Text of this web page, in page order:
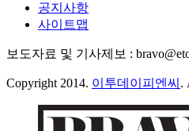
공지사항
사이트맵
보도자료 및 기사제보 :
Copyright 2014. 이투데이피엔씨 .